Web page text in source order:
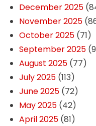
December 2025
November 2025
October 2025(71)
September 2025
August 2025(77)
July 2025(113)
June 2025(72)
May 2025(42)
April 2025(81)